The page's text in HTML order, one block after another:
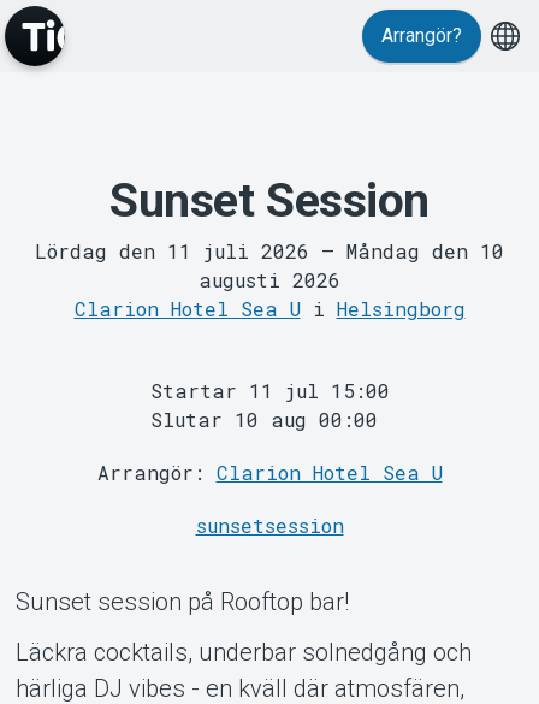
MyTickster
Support
Om Tickster
Arrangör?
Sunset Session
Lördag den 11 juli 2026 – Måndag den 10
augusti 2026
Clarion Hotel Sea Ui Helsingborg
Startar 11 jul 15:00
Slutar 10 aug 00:00
Arrangör: Clarion Hotel Sea U
sunsetsession
Sunset session på Rooftop bar!
Läckra cocktails, underbar solnedgång och
härliga DJ vibes - en kväll där atmosfären,